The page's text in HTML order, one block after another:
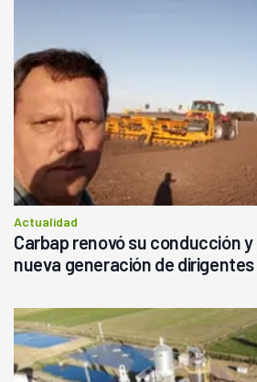
Actualidad
Carbap renovó su conducción
nueva generación de